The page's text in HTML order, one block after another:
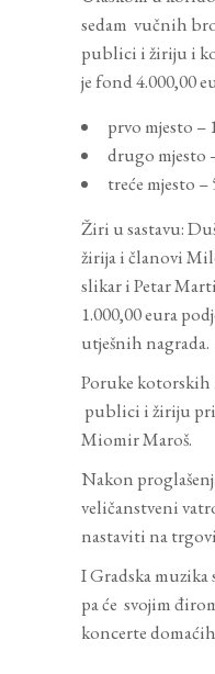
sedam vučnih
publici i žiriju i
je fond 4.000,00
prvo mjesto –
drugo mjesto
treće mjesto –
Žiri u sastavu:
žirija i članovi
slikar i Petar
1.000,00 eura
utješnih nagrada.
Poruke kotorskih
publici i žiriju
Miomir Maroš.
Nakon
veličanstveni
nastaviti na
I Gradska muzika
pa će svojim
koncerte